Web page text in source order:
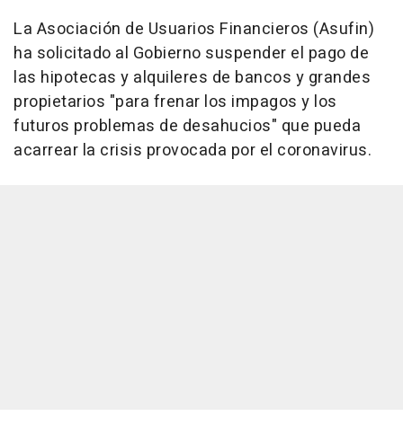
La Asociación de Usuarios Financieros (Asufin)
ha solicitado al Gobierno suspender el pago de
las hipotecas y alquileres de bancos y grandes
propietarios "para frenar los impagos y los
futuros problemas de desahucios" que pueda
acarrear la crisis provocada por el coronavirus.